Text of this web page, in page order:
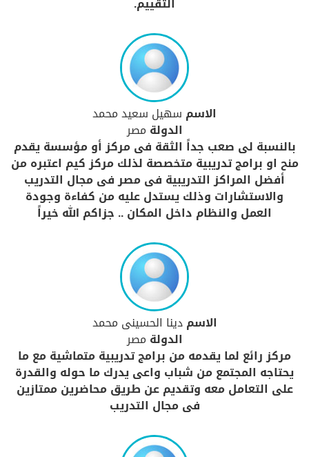
الاسم سهيل سعيد محمد
الدولة مصر
بالنسبة لى صعب جداً الثقة فى مركز أو مؤسسة يقدم
منح او برامج تدريبية متخصصة لذلك مركز كيم اعتبره من
أفضل المراكز التدريبية فى مصر فى مجال التدريب
والاستشارات وذلك يستدل عليه من كفاءة وجودة
العمل والنظام داخل المكان .. جزاكم الله خيراً
الاسمدينا الحسينى محمد
الدولة مصر
مركز رائع لما يقدمه من برامج تدريبية متماشية مع ما
يحتاجه المجتمع من شباب واعى يدرك ما حوله والقدرة
على التعامل معه وتقديم عن طريق محاضرين ممتازين
فى مجال التدريب